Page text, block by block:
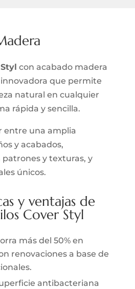
con acabado madera
que permite
natural en cualquier
rápida y sencilla.
entre una amplia
y acabados,
y texturas, y
únicos.
y ventajas de
Cover Styl
más del 50% en
renovaciones a base de
antibacteriana